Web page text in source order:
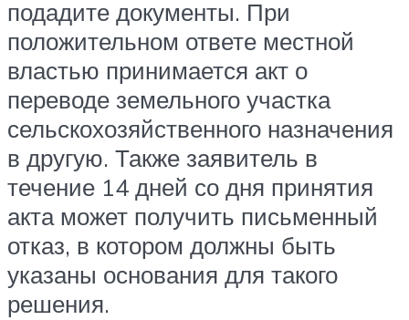
подадите документы. При
положительном ответе местной
властью принимается акт о
переводе земельного участка
сельскохозяйственного назначения
в другую. Также заявитель в
течение 14 дней со дня принятия
акта может получить письменный
отказ, в котором должны быть
указаны основания для такого
решения.